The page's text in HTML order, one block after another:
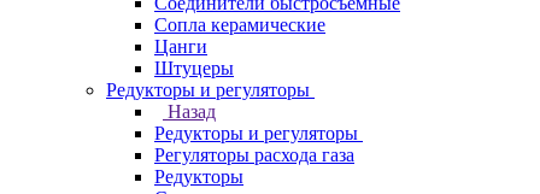
Сопла керамические
Цанги
Штуцеры
Редукторы и регуляторы
Назад
Редукторы и регуляторы
Регуляторы расхода газа
Редукторы